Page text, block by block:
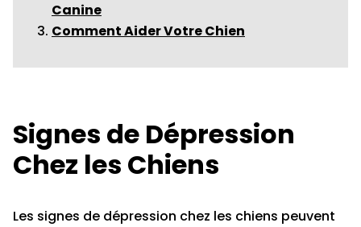
Canine
Comment Aider Votre Chien
Signes de Dépression
Chez les Chiens
Les signes de dépression chez les chiens peuvent